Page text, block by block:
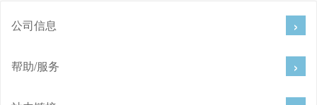
公司信息
帮助/服务